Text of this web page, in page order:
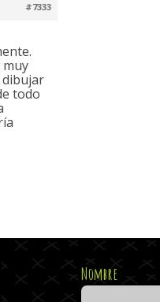
#7333
muy
dibujar
todo
Nombre